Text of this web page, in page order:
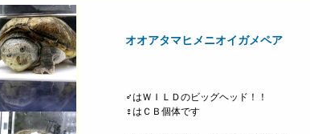
オオアタマヒメニオイガメペア
♂はＷＩＬＤのビッグヘッド！！
♀はＣＢ個体です